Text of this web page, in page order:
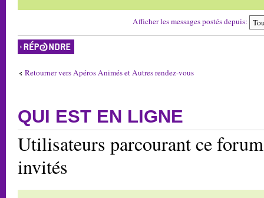
Afficher les messages postés depuis:
Répondre
Retourner vers Apéros Animés et Autres rendez-vous
QUI EST EN LIGNE
Utilisateurs parcourant ce
invités